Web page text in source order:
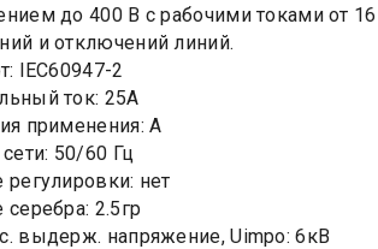
до 400 В с рабочими токами от
и отключений линий.
IEC60947-2
ток: 25А
применения: А
сети: 50/60 Гц
регулировки: нет
серебра: 2.5гр
выдерж. напряжение, Uimpo: 6кВ